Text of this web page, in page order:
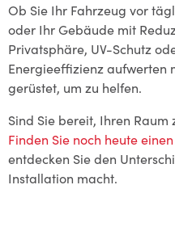
Ob Sie Ihr Fahrzeug vor
oder Ihr Gebäude mit
Privatsphäre, UV-Schutz
Energieeffizienz aufwerten
gerüstet, um zu helfen.
Sind Sie bereit, Ihren
Finden Sie noch heute
entdecken Sie den
Installation macht.